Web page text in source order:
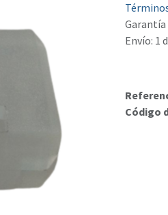
Garantía
Envío: 1
Código